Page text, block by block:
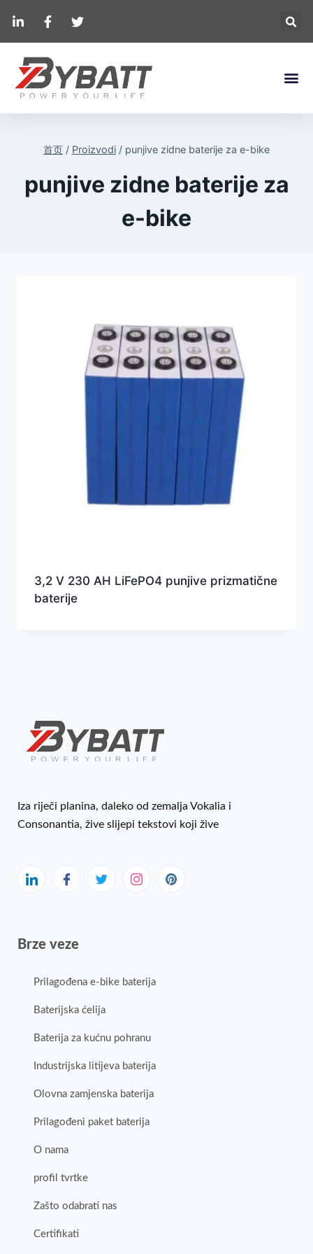
首页 / Proizvodi / punjive zidne baterije za e-bike
punjive zidne baterije za
e-bike
3,2 V 230 AH LiFePO4 punjive prizmatične
baterije
Iza riječi planina, daleko od zemalja Vokalia i
Consonantia, žive slijepi tekstovi koji žive
Brze veze
Prilagođena e-bike baterija
Baterijska ćelija
Baterija za kućnu pohranu
Industrijska litijeva baterija
Olovna zamjenska baterija
Prilagođeni paket baterija
O nama
profil tvrtke
Zašto odabrati nas
Certifikati